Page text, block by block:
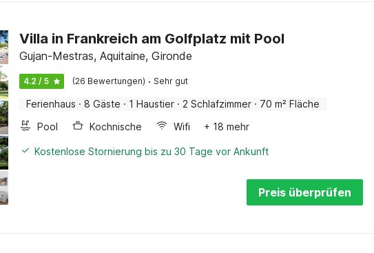
Villa in Frankreich am Golfplatz mit Pool
Gujan-Mestras, Aquitaine, Gironde
4.2 / 5 (26 Bewertungen) · Sehr gut
Ferienhaus · 8 Gäste · 1 Haustier · 2 Schlafzimmer · 70 m² Fläche
Pool
Kochnische Wifi + 18 mehr
Kostenlose Stornierung bis zu 30 Tage vor Ankunft
Preis überprüfen